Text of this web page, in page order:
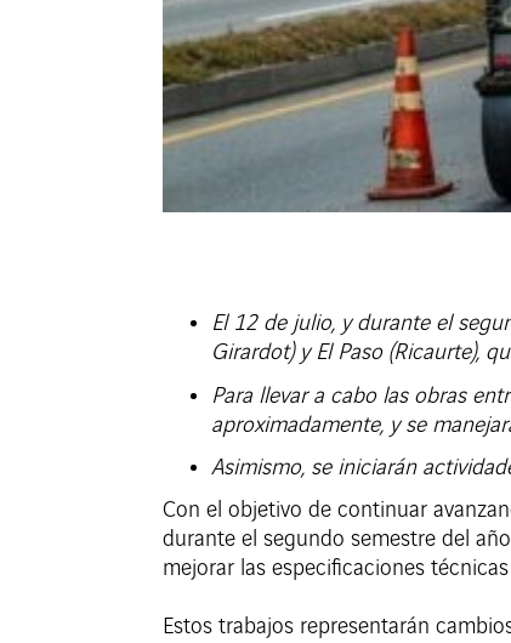
El 12 de julio, y durante el
Girardot) y El Paso (Ricaurte),
Para llevar a cabo las obras
aproximadamente, y se
Asimismo, se iniciarán
Con el objetivo de continuar
durante el segundo semestre del
mejorar las especificaciones
Estos trabajos representarán